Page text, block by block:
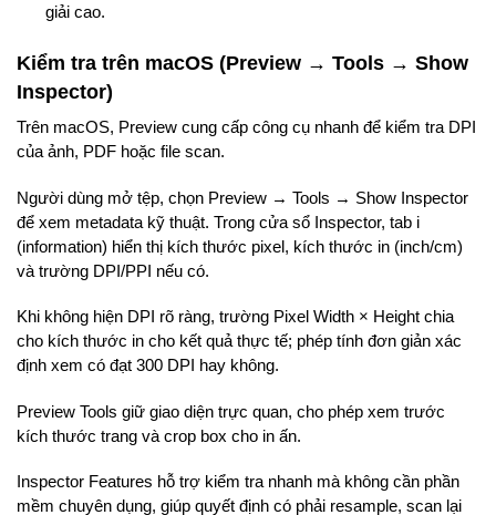
giải cao.
Kiểm tra trên macOS (Preview → Tools → Show
Inspector)
Trên macOS, Preview cung cấp công cụ nhanh để kiểm tra DPI
của ảnh, PDF hoặc file scan.
Người dùng mở tệp, chọn Preview → Tools → Show Inspector
để xem metadata kỹ thuật. Trong cửa sổ Inspector, tab i
(information) hiển thị kích thước pixel, kích thước in (inch/cm)
và trường DPI/PPI nếu có.
Khi không hiện DPI rõ ràng, trường Pixel Width × Height chia
cho kích thước in cho kết quả thực tế; phép tính đơn giản xác
định xem có đạt 300 DPI hay không.
Preview Tools giữ giao diện trực quan, cho phép xem trước
kích thước trang và crop box cho in ấn.
Inspector Features hỗ trợ kiểm tra nhanh mà không cần phần
mềm chuyên dụng, giúp quyết định có phải resample, scan lại